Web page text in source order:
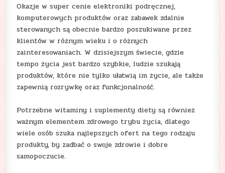
Okazje w super cenie elektroniki podręcznej,
komputerowych produktów oraz zabawek zdalnie
sterowanych są obecnie bardzo poszukiwane przez
klientów w różnym wieku i o różnych
zainteresowaniach. W dzisiejszym świecie, gdzie
tempo życia jest bardzo szybkie, ludzie szukają
produktów, które nie tylko ułatwią im życie, ale także
zapewnią rozrywkę oraz funkcjonalność.
Potrzebne witaminy i suplementy diety są również
ważnym elementem zdrowego trybu życia, dlatego
wiele osób szuka najlepszych ofert na tego rodzaju
produkty, by zadbać o swoje zdrowie i dobre
samopoczucie.